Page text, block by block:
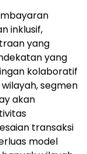
inklusif,
yang
yang
kolaboratif
segmen
akan
transaksi
model